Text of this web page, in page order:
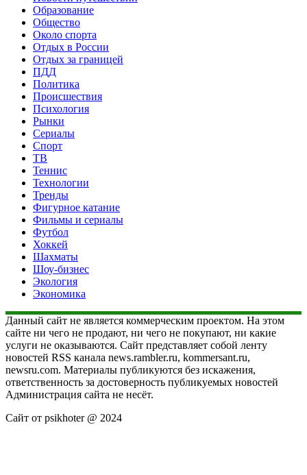
Образование
Общество
Около спорта
Отдых в России
Отдых за границей
ПДД
Политика
Происшествия
Психология
Рынки
Сериалы
Спорт
ТВ
Теннис
Технологии
Тренды
Фигурное катание
Фильмы и сериалы
Футбол
Хоккей
Шахматы
Шоу-бизнес
Экология
Экономика
Данный сайт не является коммерческим проектом. На этом
сайте ни чего не продают, ни чего не покупают, ни какие
услуги не оказываются. Сайт представляет собой ленту
новостей RSS канала news.rambler.ru, kommersant.ru,
newsru.com. Материалы публикуются без искажения,
ответственность за достоверность публикуемых новостей
Администрация сайта не несёт.
Сайт от psikhoter @ 2024